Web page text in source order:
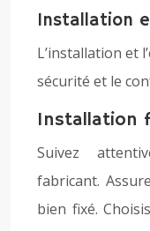
Installation
L’installation et
sécurité et le
Installation
Suivez
fabricant.
bien fixé.